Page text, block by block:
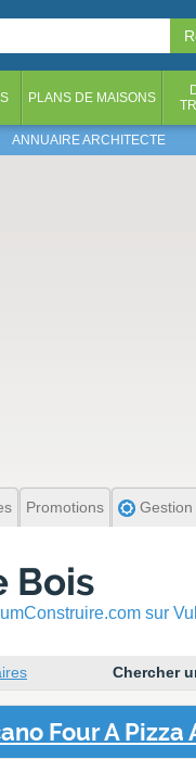
PLANS DE MAISONS
ANNUAIRE ARCHITECTE
Promotions Gestion
Bois
sur
Chercher
Four A Pizza